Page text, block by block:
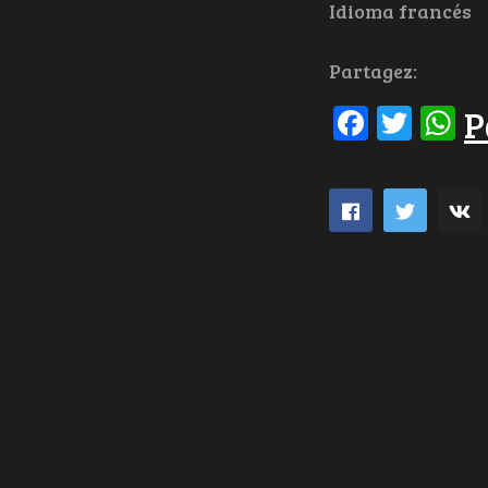
Idioma francés
Partagez: